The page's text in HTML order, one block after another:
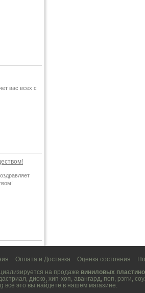
вас всех с
Оплата и Доставка Оценка состояния
на продаже виниловых
, диско, хип-хоп, авангард, поп, рэгги,
всё это вы найдете в нашем магазине.